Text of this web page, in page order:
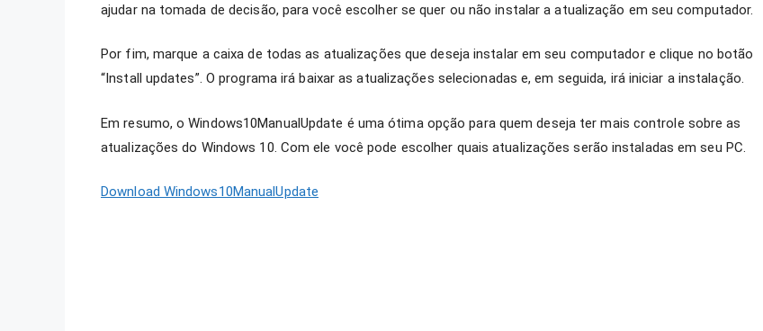
ajudar na tomada de decisão, para você escolher se quer ou não instalar a atualização em seu computador.
Por fim, marque a caixa de todas as atualizações que deseja instalar em seu computador e clique no botão
“Install updates”. O programa irá baixar as atualizações selecionadas e, em seguida, irá iniciar a instalação.
Em resumo, o Windows10ManualUpdate é uma ótima opção para quem deseja ter mais controle sobre as
atualizações do Windows 10. Com ele você pode escolher quais atualizações serão instaladas em seu PC.
Download Windows10ManualUpdate